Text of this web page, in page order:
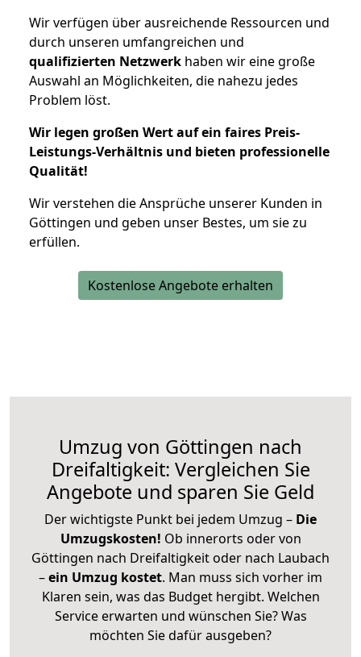
Wir verfügen über ausreichende Ressourcen und
durch unseren umfangreichen und
qualifizierten Netzwerk haben wir eine große
Auswahl an Möglichkeiten, die nahezu jedes
Problem löst.
Wir legen großen Wert auf ein faires Preis-
Leistungs-Verhältnis und bieten professionelle
Qualität!
Wir verstehen die Ansprüche unserer Kunden in
Göttingen und geben unser Bestes, um sie zu
erfüllen.
Kostenlose Angebote erhalten
Umzug von Göttingen nach
Dreifaltigkeit: Vergleichen Sie
Angebote und sparen Sie Geld
Der wichtigste Punkt bei jedem Umzug – Die
Umzugskosten! Ob innerorts oder von
Göttingen nach Dreifaltigkeit oder nach Laubach
–ein Umzug kostet. Man muss sich vorher im
Klaren sein, was das Budget hergibt. Welchen
Service erwarten und wünschen Sie? Was
möchten Sie dafür ausgeben?